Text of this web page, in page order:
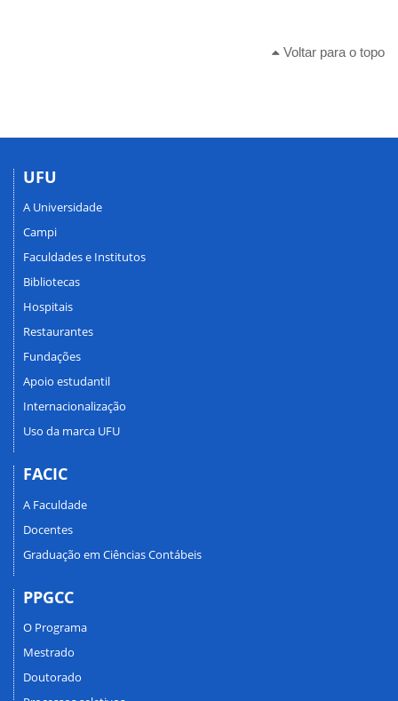
Voltar para o topo
UFU
A Universidade
Campi
Faculdades e Institutos
Bibliotecas
Hospitais
Restaurantes
Fundações
Apoio estudantil
Internacionalização
Uso da marca UFU
FACIC
A Faculdade
Docentes
Graduação em Ciências Contábeis
PPGCC
O Programa
Mestrado
Doutorado